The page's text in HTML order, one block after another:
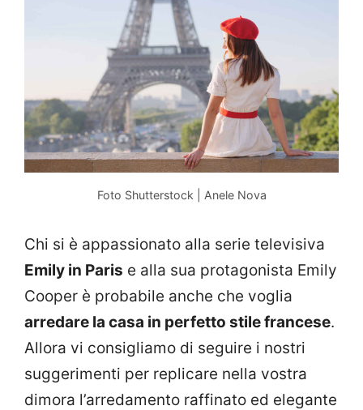
Foto Shutterstock | Anele Nova
Chi si è appassionato alla serie televisiva
Emily in Paris e alla sua protagonista Emily
Cooper è probabile anche che voglia
arredare la casa in perfetto stile francese.
Allora vi consigliamo di seguire i nostri
suggerimenti per replicare nella vostra
dimora l’arredamento raffinato ed elegante